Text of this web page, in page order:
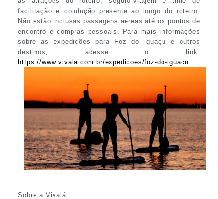
facilitação e condução presente ao longo do roteiro.
Não estão inclusas passagens aéreas até os pontos de
encontro e compras pessoais. Para mais informações
sobre as expedições para Foz do Iguaçu e outros
destinos, acesse o link:
https://www.vivala.com.br/expedicoes/foz-do-iguacu
Sobre a Vivalá